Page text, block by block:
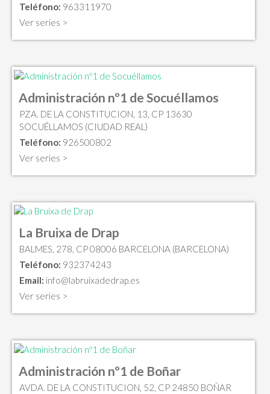
Teléfono: 963311970
Ver series >
Administración nº1 de Socuéllamos
PZA. DE LA CONSTITUCION, 13, CP 13630
SOCUÉLLAMOS (CIUDAD REAL)
Teléfono: 926500802
Ver series >
La Bruixa de Drap
BALMES, 278, CP 08006 BARCELONA (BARCELONA)
Teléfono: 932374243
Email: info@labruixadedrap.es
Ver series >
Administración nº1 de Boñar
AVDA. DE LA CONSTITUCION, 52, CP 24850 BOÑAR